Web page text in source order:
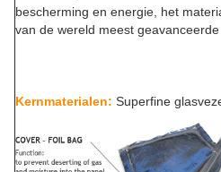
bescherming en energie, het
van de wereld meest geavanceerde
Kernmaterialen: Superfine